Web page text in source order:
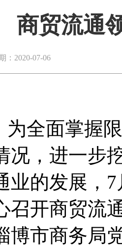
商贸流通
：2020-07-06
为全面掌握
况，进一步
业的发展，
召开商贸流
博市商务局